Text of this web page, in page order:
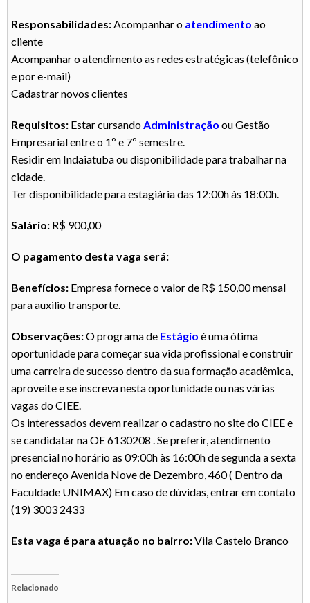
Responsabilidades: Acompanhar o atendimento ao
cliente
Acompanhar o atendimento as redes estratégicas (telefônico
e por e-mail)
Cadastrar novos clientes
Requisitos: Estar cursando Administração ou Gestão
Empresarial entre o 1º e 7º semestre.
Residir em Indaiatuba ou disponibilidade para trabalhar na
cidade.
Ter disponibilidade para estagiária das 12:00h às 18:00h.
Salário: R$ 900,00
O pagamento desta vaga será:
Benefícios: Empresa fornece o valor de R$ 150,00 mensal
para auxilio transporte.
Observações:O programa de Estágio é uma ótima
oportunidade para começar sua vida profissional e construir
uma carreira de sucesso dentro da sua formação acadêmica,
aproveite e se inscreva nesta oportunidade ou nas várias
vagas do CIEE.
Os interessados devem realizar o cadastro no site do CIEE e
se candidatar na OE 6130208 . Se preferir, atendimento
presencial no horário as 09:00h às 16:00h de segunda a sexta
no endereço Avenida Nove de Dezembro, 460 ( Dentro da
Faculdade UNIMAX) Em caso de dúvidas, entrar em contato
(19) 3003 2433
Esta vaga é para atuação no bairro:Vila Castelo Branco
Relacionado